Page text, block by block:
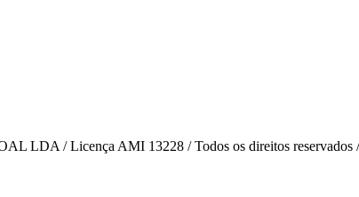
LDA / Licença AMI 13228 / Todos os direitos reservados